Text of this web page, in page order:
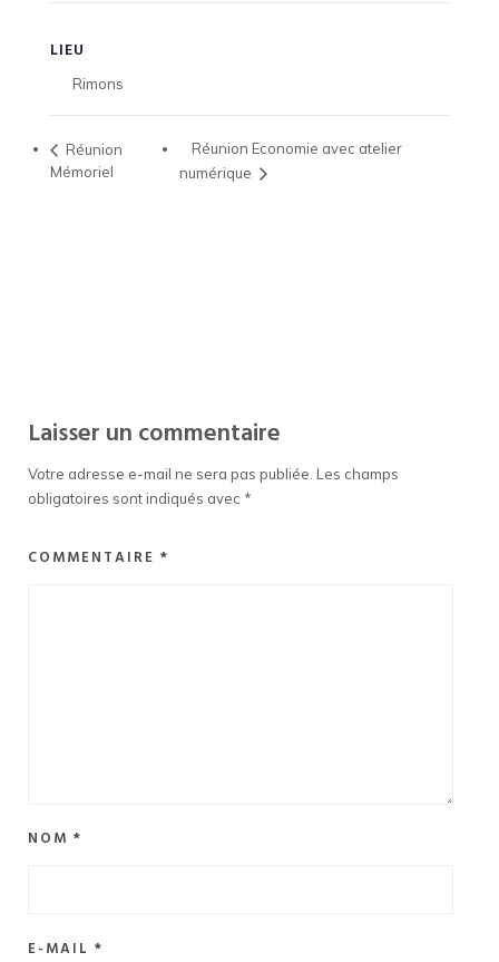
LIEU
Rimons
Réunion
Mémoriel
Réunion Economie avec atelier
numérique
Laisser un commentaire
Votre adresse e-mail ne sera pas publiée. Les champs
obligatoires sont indiqués avec *
COMMENTAIRE *
NOM *
E-MAIL *